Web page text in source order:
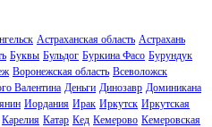
Астраханская область Астрахань
Буквы Бульдог Буркина Фасо Бурундук
Воронежская область Всеволожск
Валентина Деньги Динозавр Доминикана
Иордания Ирак Иркутск Иркутская
Карелия Катар Кед Кемерово Кемеровская